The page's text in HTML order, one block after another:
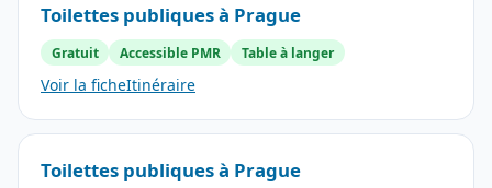
Toilettes publiques à Prague
Gratuit Accessible PMR Table à langer
Voir la ficheItinéraire
Toilettes publiques à Prague